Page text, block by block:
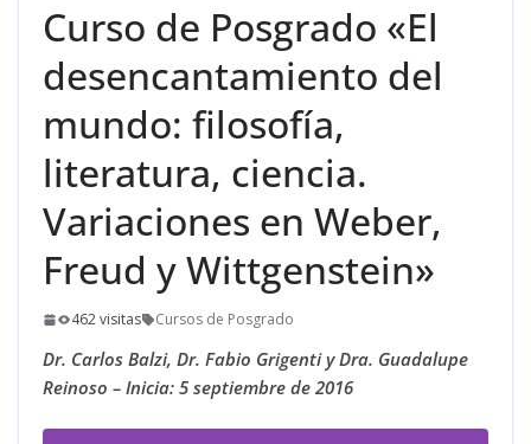
Curso de Posgrado «El
desencantamiento del
mundo: filosofía,
literatura, ciencia.
Variaciones en Weber,
Freud y Wittgenstein»
462 visitas Cursos de Posgrado
Dr. Carlos Balzi, Dr. Fabio Grigenti y Dra. Guadalupe
Reinoso – Inicia: 5 septiembre de 2016